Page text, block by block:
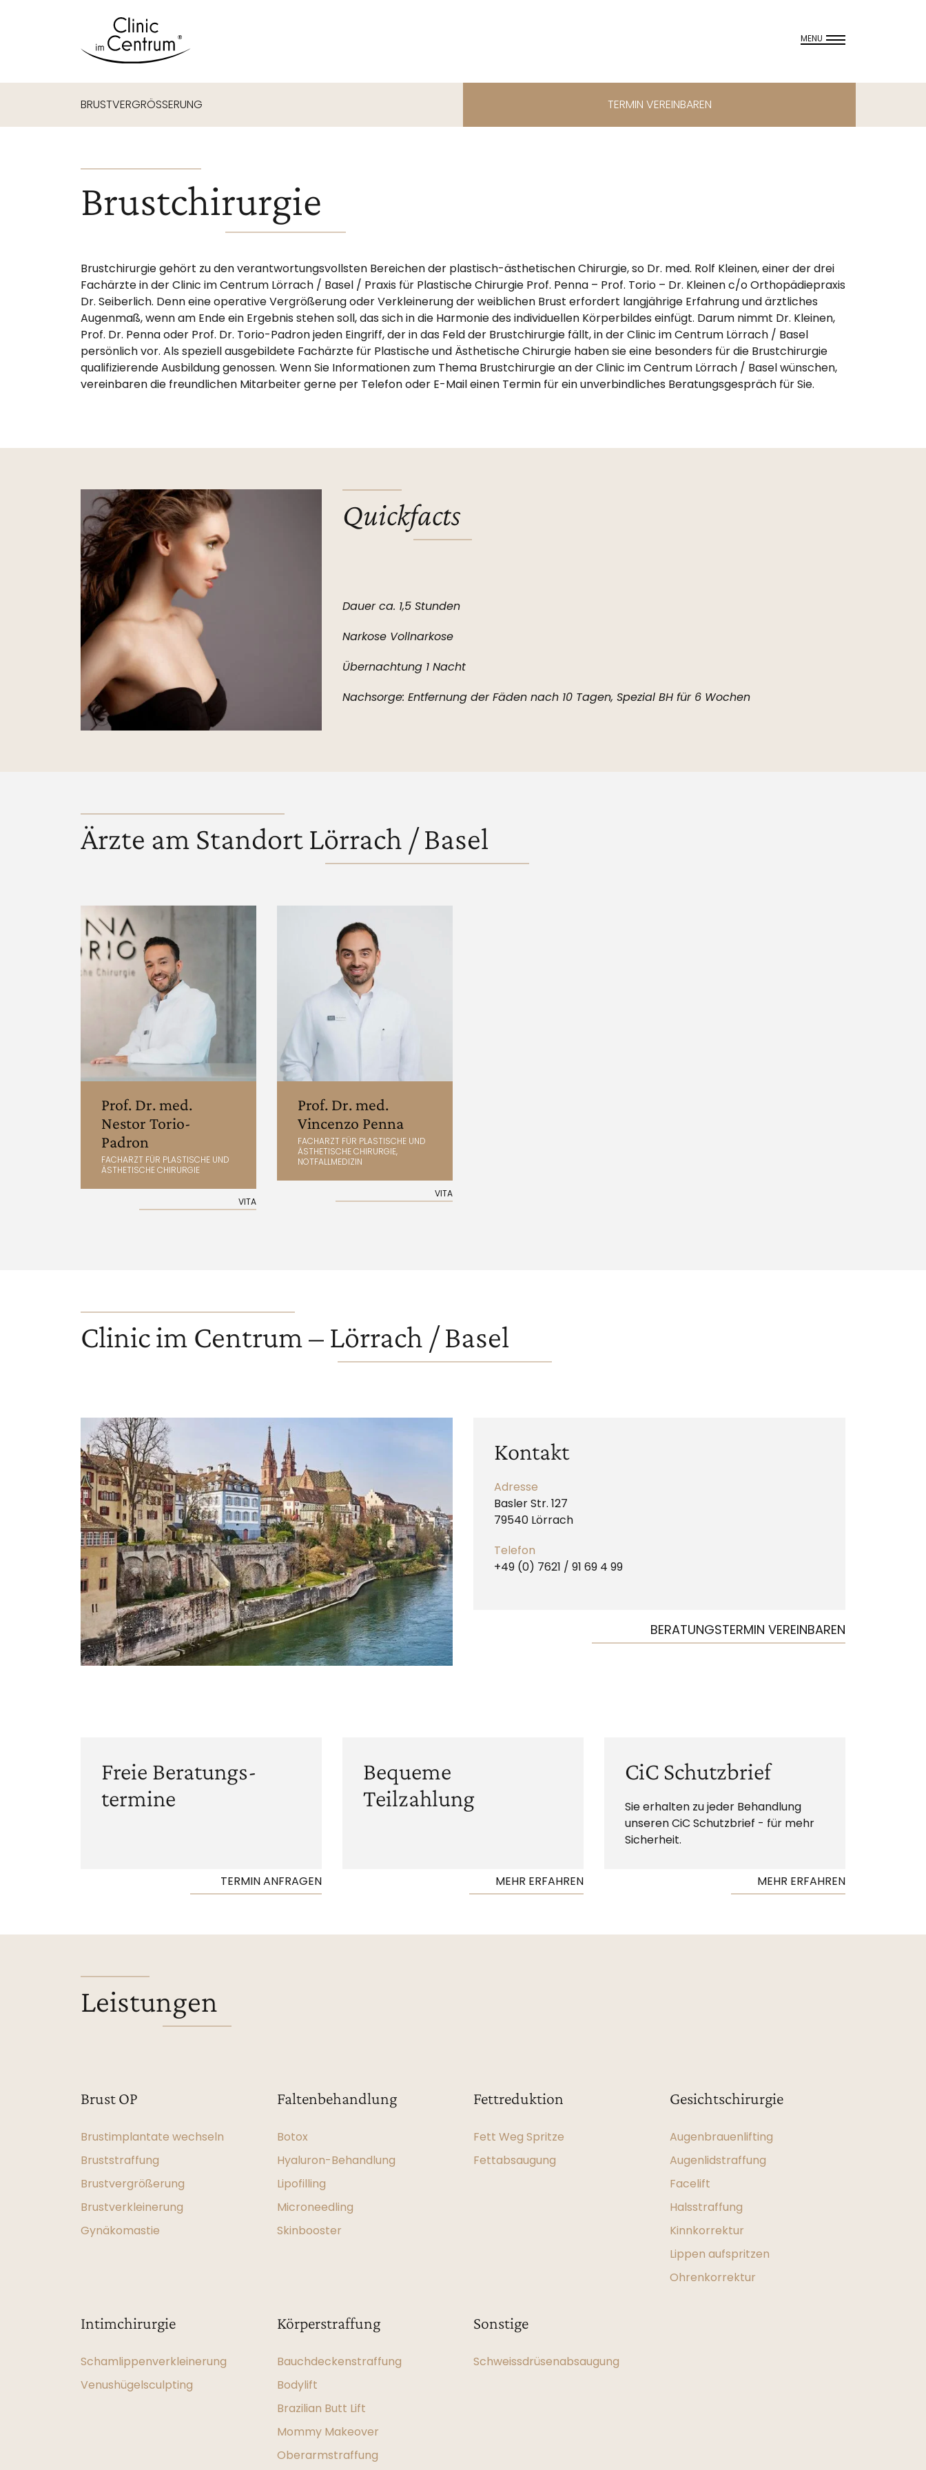
MENU
BRUSTVERGRÖSSERUNG TERMIN VEREINBAREN
Brustchirurgie
Brustchirurgie gehört zu den verantwortungsvollsten Bereichen der plastisch-ästhetischen Chirurgie, so Dr. med. Rolf Kleinen, einer der drei
Fachärzte in der Clinic im Centrum Lörrach / Basel / Praxis für Plastische Chirurgie Prof. Penna – Prof. Torio – Dr. Kleinen c/o Orthopädiepraxis
Dr. Seiberlich. Denn eine operative Vergrößerung oder Verkleinerung der weiblichen Brust erfordert langjährige Erfahrung und ärztliches
Augenmaß, wenn am Ende ein Ergebnis stehen soll, das sich in die Harmonie des individuellen Körperbildes einfügt. Darum nimmt Dr. Kleinen,
Prof. Dr. Penna oder Prof. Dr. Torio-Padron jeden Eingriff, der in das Feld der Brustchirurgie fällt, in der Clinic im Centrum Lörrach / Basel
persönlich vor. Als speziell ausgebildete Fachärzte für Plastische und Ästhetische Chirurgie haben sie eine besonders für die Brustchirurgie
qualifizierende Ausbildung genossen. Wenn Sie Informationen zum Thema Brustchirurgie an der Clinic im Centrum Lörrach / Basel wünschen,
vereinbaren die freundlichen Mitarbeiter gerne per Telefon oder E-Mail einen Termin für ein unverbindliches Beratungsgespräch für Sie.
Quickfacts
Dauer ca. 1,5 Stunden
Narkose Vollnarkose
Übernachtung 1 Nacht
Nachsorge: Entfernung der Fäden nach 10 Tagen, Spezial BH für 6 Wochen
Ärzte am Standort Lörrach / Basel
Prof. Dr. med.
Nestor Torio-
Padron
FACHARZT FÜR PLASTISCHE UND
ÄSTHETISCHE CHIRURGIE
VITA
Prof. Dr. med.
Vincenzo Penna
FACHARZT FÜR PLASTISCHE UND
ÄSTHETISCHE CHIRURGIE,
NOTFALLMEDIZIN
VITA
Clinic im Centrum – Lörrach / Basel
Kontakt
Adresse
Basler Str. 127
79540 Lörrach
Telefon
+49 (0) 7621 / 91 69 4 99
BERATUNGSTERMIN VEREINBAREN
Freie Beratungs­
termine
TERMIN ANFRAGEN
Bequeme
Teilzahlung
MEHR ERFAHREN
CiC Schutzbrief
Sie erhalten zu jeder Behandlung
unseren CiC Schutzbrief - für mehr
Sicherheit.
MEHR ERFAHREN
Leistungen
Brust OP
Brustimplantate wechseln
Bruststraffung
Brustvergrößerung
Brustverkleinerung
Gynäkomastie
Faltenbehandlung
Botox
Hyaluron-Behandlung
Lipofilling
Microneedling
Skinbooster
Fettreduktion
Fett Weg Spritze
Fettabsaugung
Gesichtschirurgie
Augenbrauenlifting
Augenlidstraffung
Facelift
Halsstraffung
Kinnkorrektur
Lippen aufspritzen
Ohrenkorrektur
Intimchirurgie
Schamlippenverkleinerung
Venushügelsculpting
Körperstraffung
Bauchdeckenstraffung
Bodylift
Brazilian Butt Lift
Mommy Makeover
Oberarmstraffung
Sonstige
Schweissdrüsenabsaugung